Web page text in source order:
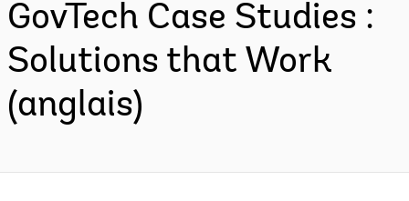
GovTech Case Studies :
Solutions that Work
(anglais)